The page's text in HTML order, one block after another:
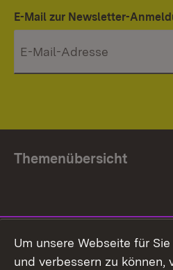
E-Mail zur Newsletter-
Themenübersicht
Facebook
Um unsere Webseite für
und verbessern zu können,